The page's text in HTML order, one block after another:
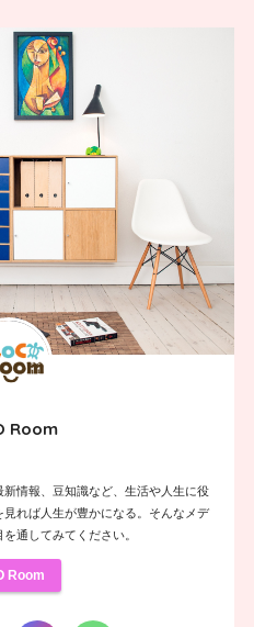
Room
情報、豆知識など、生活や人生に役
れば人生が豊かになる。そんなメデ
通してみてください。
Room